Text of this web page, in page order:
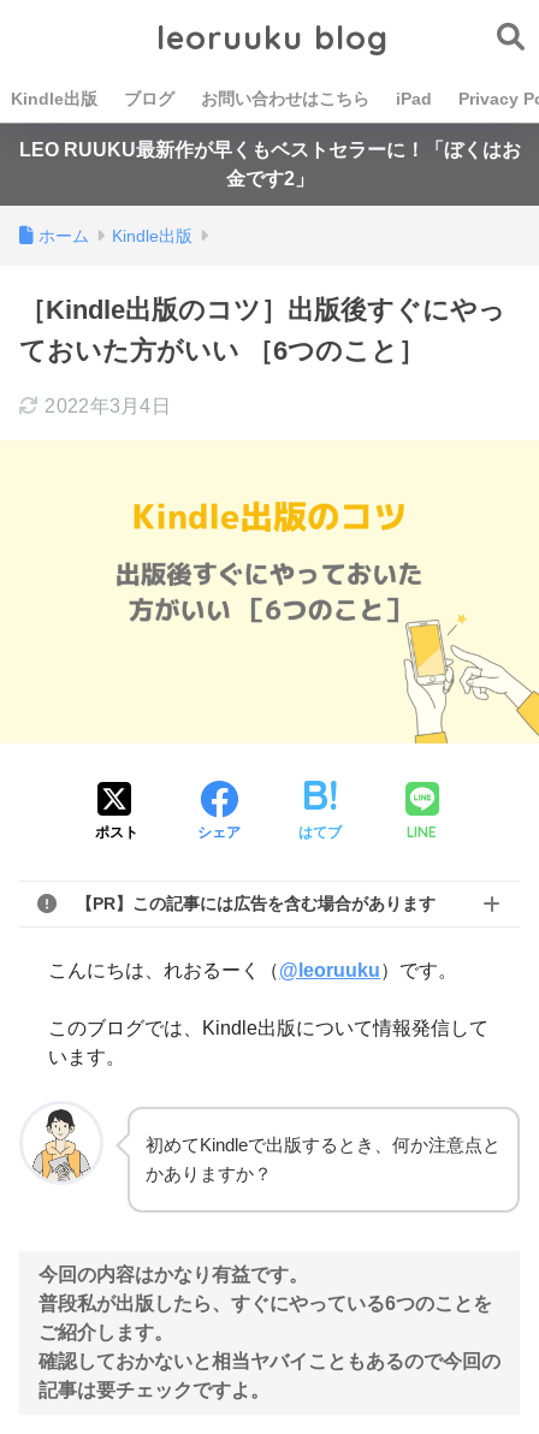
leoruuku blog
Kindle出版 ブログ お問い合わせはこちら iPad Privacy
LEO RUUKU最新作が早くもベストセラーに！「ぼくはお
金です2」
ホーム Kindle出版
［Kindle出版のコツ］出版後すぐにやっ
ておいた方がいい ［6つのこと］
2022年3月4日
ポスト シェア はてブ LINE
【PR】この記事には広告を含む場合があります
こんにちは、れおるーく（@leoruuku）です。
このブログでは、Kindle出版について情報発信して
います。
初めてKindleで出版するとき、何か注意点と
かありますか？
今回の内容はかなり有益です。
普段私が出版したら、すぐにやっている6つのことを
ご紹介します。
確認しておかないと相当ヤバイこともあるので今回の
記事は要チェックですよ。